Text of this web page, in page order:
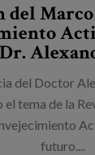
del
del Doctor
el tema de la
futuro....